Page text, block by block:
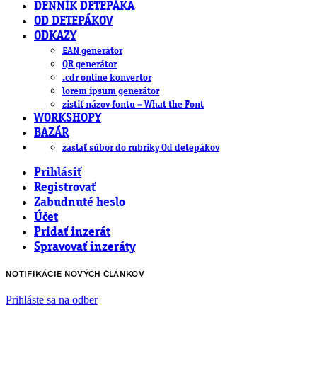
DENNÍK DETEPÁKA
OD DETEPÁKOV
ODKAZY
EAN generátor
QR generátor
.cdr online konvertor
lorem ipsum generátor
zistiť názov fontu – What the Font
WORKSHOPY
BAZÁR
zaslať súbor do rubriky Od detepákov
Prihlásiť
Registrovať
Zabudnuté heslo
Účet
Pridať inzerát
Spravovať inzeráty
NOTIFIKÁCIE NOVÝCH ČLÁNKOV
Prihláste sa na odber